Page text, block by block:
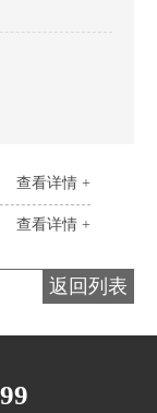
查看详情 +
查看详情 +
返回列表